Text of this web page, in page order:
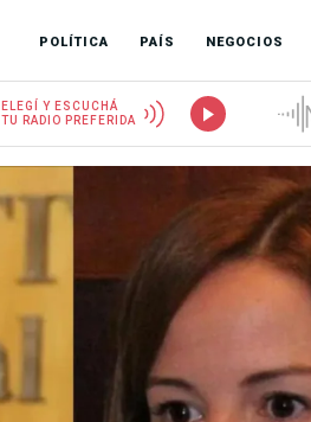
POLÍTICA PAÍS NEGOCIOS
ELEGÍ Y ESCUCHÁ
TU RADIO PREFERIDA